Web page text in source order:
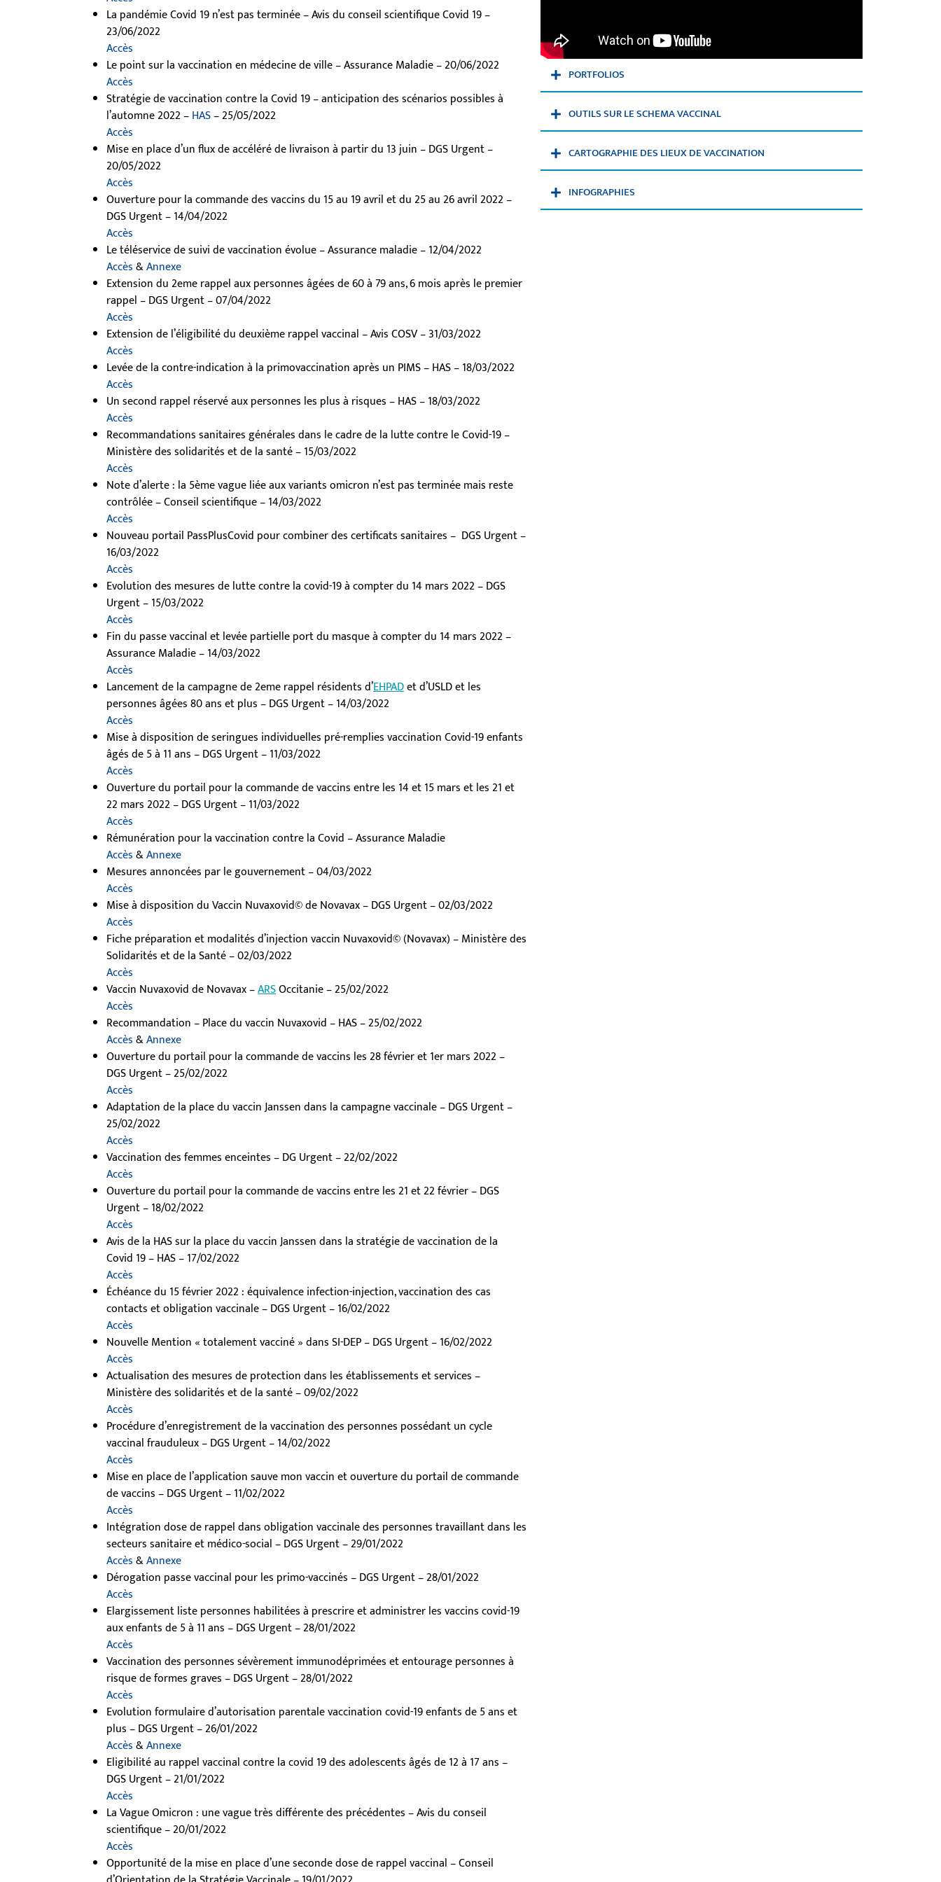
La pandémie Covid 19 n’est pas terminée – Avis du conseil scientifique Covid 19 –
23/06/2022
Accès
Le point sur la vaccination en médecine de ville – Assurance Maladie – 20/06/2022
Accès
Stratégie de vaccination contre la Covid 19 – anticipation des scénarios possibles à
l’automne 2022 –HAS– 25/05/2022
Accès
Mise en place d’un flux de accéléré de livraison à partir du 13 juin – DGS Urgent –
20/05/2022
Accès
Ouverture pour la commande des vaccins du 15 au 19 avril et du 25 au 26 avril 2022 –
DGS Urgent – 14/04/2022
Accès
Le téléservice de suivi de vaccination évolue – Assurance maladie – 12/04/2022
Accès&Annexe
Extension du 2eme rappel aux personnes âgées de 60 à 79 ans, 6 mois après le premier
rappel – DGS Urgent – 07/04/2022
Accès
Extension de l’éligibilité du deuxième rappel vaccinal – Avis COSV – 31/03/2022
Accès
Levée de la contre-indication à la primovaccination après un PIMS – HAS – 18/03/2022
Accès
Un second rappel réservé aux personnes les plus à risques – HAS – 18/03/2022
Accès
Recommandations sanitaires générales dans le cadre de la lutte contre le Covid-19 –
Ministère des solidarités et de la santé – 15/03/2022
Accès
Note d’alerte : la 5ème vague liée aux variants omicron n’est pas terminée mais reste
contrôlée – Conseil scientifique – 14/03/2022
Accès
Nouveau portail PassPlusCovid pour combiner des certificats sanitaires – DGS Urgent –
16/03/2022
Accès
Evolution des mesures de lutte contre la covid-19 à compter du 14 mars 2022 – DGS
Urgent – 15/03/2022
Accès
Fin du passe vaccinal et levée partielle port du masque à compter du 14 mars 2022 –
Assurance Maladie – 14/03/2022
Accès
Lancement de la campagne de 2eme rappel résidents d’EHPADet d’USLD et les
personnes âgées 80 ans et plus – DGS Urgent – 14/03/2022
Accès
Mise à disposition de seringues individuelles pré-remplies vaccination Covid-19 enfants
âgés de 5 à 11 ans – DGS Urgent – 11/03/2022
Accès
Ouverture du portail pour la commande de vaccins entre les 14 et 15 mars et les 21 et
22 mars 2022 – DGS Urgent – 11/03/2022
Accès
Rémunération pour la vaccination contre la Covid – Assurance Maladie
Accès&Annexe
Mesures annoncées par le gouvernement – 04/03/2022
Accès
Mise à disposition du Vaccin Nuvaxovid© de Novavax – DGS Urgent – 02/03/2022
Accès
Fiche préparation et modalités d’injection vaccin Nuvaxovid© (Novavax) – Ministère des
Solidarités et de la Santé – 02/03/2022
Accès
Vaccin Nuvaxovid de Novavax –ARSOccitanie – 25/02/2022
Accès
Recommandation – Place du vaccin Nuvaxovid – HAS – 25/02/2022
Accès&Annexe
Ouverture du portail pour la commande de vaccins les 28 février et 1er mars 2022 –
DGS Urgent – 25/02/2022
Accès
Adaptation de la place du vaccin Janssen dans la campagne vaccinale – DGS Urgent –
25/02/2022
Accès
Vaccination des femmes enceintes – DG Urgent – 22/02/2022
Accès
Ouverture du portail pour la commande de vaccins entre les 21 et 22 février – DGS
Urgent – 18/02/2022
Accès
Avis de la HAS sur la place du vaccin Janssen dans la stratégie de vaccination de la
Covid 19 – HAS – 17/02/2022
Accès
Échéance du 15 février 2022 : équivalence infection-injection, vaccination des cas
contacts et obligation vaccinale – DGS Urgent – 16/02/2022
Accès
Nouvelle Mention « totalement vacciné » dans SI-DEP – DGS Urgent – 16/02/2022
Accès
Actualisation des mesures de protection dans les établissements et services –
Ministère des solidarités et de la santé – 09/02/2022
Accès
Procédure d’enregistrement de la vaccination des personnes possédant un cycle
vaccinal frauduleux – DGS Urgent – 14/02/2022
Accès
Mise en place de l’application sauve mon vaccin et ouverture du portail de commande
de vaccins – DGS Urgent – 11/02/2022
Accès
Intégration dose de rappel dans obligation vaccinale des personnes travaillant dans les
secteurs sanitaire et médico-social – DGS Urgent – 29/01/2022
Accès&Annexe
Dérogation passe vaccinal pour les primo-vaccinés – DGS Urgent – 28/01/2022
Accès
Elargissement liste personnes habilitées à prescrire et administrer les vaccins covid-19
aux enfants de 5 à 11 ans – DGS Urgent – 28/01/2022
Accès
Vaccination des personnes sévèrement immunodéprimées et entourage personnes à
risque de formes graves – DGS Urgent – 28/01/2022
Accès
Evolution formulaire d’autorisation parentale vaccination covid-19 enfants de 5 ans et
plus – DGS Urgent – 26/01/2022
Accès&Annexe
Eligibilité au rappel vaccinal contre la covid 19 des adolescents âgés de 12 à 17 ans –
DGS Urgent – 21/01/2022
Accès
La Vague Omicron : une vague très différente des précédentes – Avis du conseil
scientifique – 20/01/2022
Accès
Opportunité de la mise en place d’une seconde dose de rappel vaccinal – Conseil
PORTFOLIOS
OUTILS SUR LE SCHEMA VACCINAL
CARTOGRAPHIE DES LIEUX DE VACCINATION
INFOGRAPHIES